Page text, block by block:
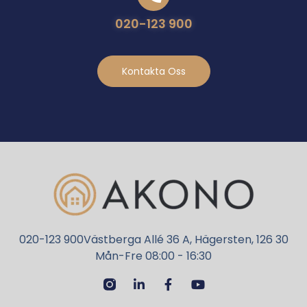
Kontakta Oss
020-123 900
020-123 900Västberga Allé 36 A, Hägersten, 126 30
Mån-Fre 08:00 - 16:30